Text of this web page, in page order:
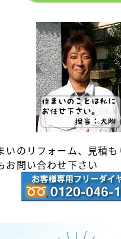
いのリフォーム、見積も
お問い合わせ下さい